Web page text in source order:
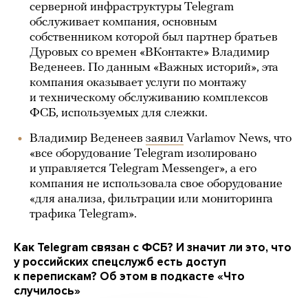
серверной инфраструктуры Telegram
обслуживает компания, основным
собственником которой был партнер братьев
Дуровых со времен «ВКонтакте» Владимир
Веденеев. По данным «Важных историй», эта
компания оказывает услуги по монтажу
и техническому обслуживанию комплексов
ФСБ, используемых для слежки.
Владимир Веденеев заявил Varlamov News, что
«все оборудование Telegram изолировано
и управляется Telegram Messenger», а его
компания не использовала свое оборудование
«для анализа, фильтрации или мониторинга
трафика Telegram».
Как Telegram связан с ФСБ? И значит ли это, что
у российских спецслужб есть доступ
к перепискам? Об этом в подкасте «Что
случилось»